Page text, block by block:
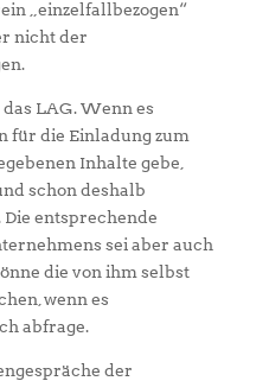
„einzelfallbezogen“
nicht der
LAG. Wenn es
für die Einladung zum
Inhalte gebe,
schon deshalb
entsprechende
sei aber auch
die von ihm selbst
wenn es
abfrage.
der